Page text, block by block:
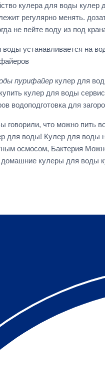
кулера для воды кулер
регулярно менять.
не пейте воду из под
устанавливается на
пурифайер кулер для
кулер для воды
водоподготовка для
говорили, что можно пить
для воды! Кулер для
осмосом, Бактерия
домашние кулеры для воды